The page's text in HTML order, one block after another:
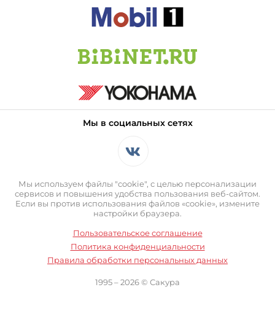
Мы в социальных сетях
Мы используем файлы "cookie", с целью персонализации
сервисов и повышения удобства пользования веб-сайтом.
Если вы против использования файлов «cookie», измените
настройки браузера.
Пользовательское соглашение
Политика конфиденциальности
Правила обработки персональных данных
1995 – 2026 © Сакура